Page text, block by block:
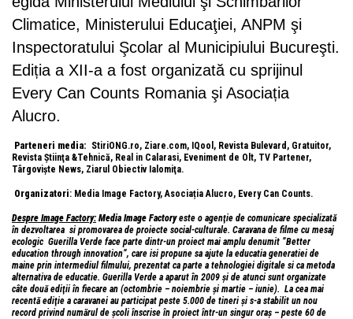
Climatice, Ministerului Educaţiei, ANPM şi
Inspectoratului Şcolar al Municipiului Bucureşti.
Ediția a XII-a a fost organizată cu sprijinul
Every Can Counts Romania şi Asociația
Alucro.
Parteneri media: StiriONG.ro, Ziare.com, IQool, Revista Bulevard, Gratuitor,
Revista Ştiinţa &Tehnică, Real in Calarasi, Eveniment de Olt, TV Partener,
Târgovişte News, Ziarul Obiectiv Ialomiţa.
Organizatori: Media Image Factory, Asociația Alucro, Every Can Counts.
Despre Image Factory: Media Image Factoryeste o agenţie de comunicare specializată
în dezvoltarea si promovarea de proiecte social-culturale. Caravana de filme cu mesaj
ecologic Guerilla Verde face parte dintr-un proiect mai amplu denumit ”Better
education through innovation”, care isi propune sa ajute la educatia generatiei de
maine prin intermediul filmului, prezentat ca parte a tehnologiei digitale si ca metoda
alternativa de educatie. Guerilla Verde a aparut în 2009 şi de atunci sunt organizate
câte două ediţii în fiecare an (octombrie – noiembrie şi martie – iunie). La cea mai
recentă ediţie a caravanei au participat peste 5.000 de tineri şi s-a stabilit un nou
record privind numărul de şcoli înscrise în proiect într-un singur oraş – peste 60 de